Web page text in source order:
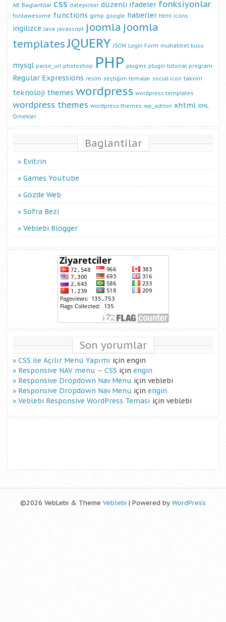
AB Baglantilar css datepicker düzenli ifadeler fonksiyonlar
fontawesome functions gimp google haberler html icons
ingilizce Java javascript joomla joomla
templatesJQUERY JSON Login Form muhabbet kusu
mysql parse_url photoshop PHP plugins plugin tutorial program
Regular Expressions resim seçtiğim temalar social icon takvim
teknoloji themes wordpress wordpress templates
wordpress themes wordpress themes wp_admin xhtml XML
Örnekler
Baglantilar
Evitrin
Games Youtube
Gözde Web
Sofra Bezi
Veblebi Blogger
Son yorumlar
CSS ile Açılır Menü Yapımı için engin
Responsive NAV menu – CSS için engin
Responsive Dropdown Nav Menu için veblebi
Responsive Dropdown Nav Menu için engin
Veblebi Responsive WordPress Teması için veblebi
©2026 VebLebi & Theme Veblebi | Powered by WordPress